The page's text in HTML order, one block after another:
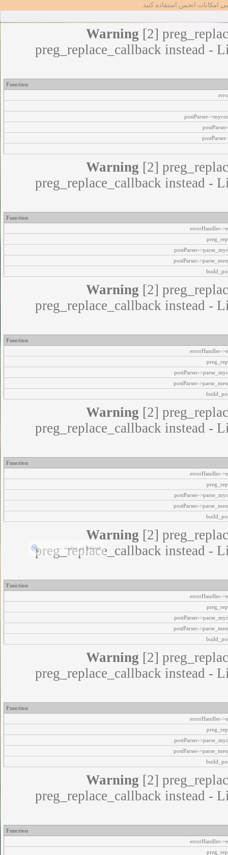
امکانات انجمن استفاده کنید.
Warning [2]
preg_replace_callback instead -
Function
postParser-
Warning [2]
preg_replace_callback instead -
Function
errorHandler-
postParser-
postParser-
Warning [2]
preg_replace_callback instead -
Function
errorHandler-
postParser-
postParser-
Warning [2]
preg_replace_callback instead -
Function
errorHandler-
postParser-
postParser-
Warning [2]
preg_replace_callback instead -
Function
errorHandler-
postParser-
postParser-
Warning [2]
preg_replace_callback instead -
Function
errorHandler-
postParser-
postParser-
Warning [2]
preg_replace_callback instead -
Function
errorHandler-